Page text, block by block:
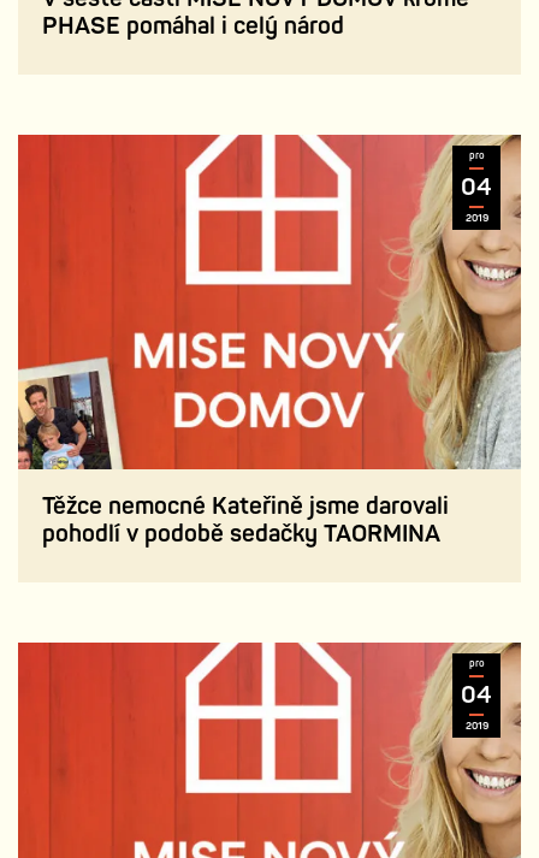
PHASE pomáhal i celý národ
pro
04
2019
Těžce nemocné Kateřině jsme darovali
pohodlí v podobě sedačky TAORMINA
pro
04
2019